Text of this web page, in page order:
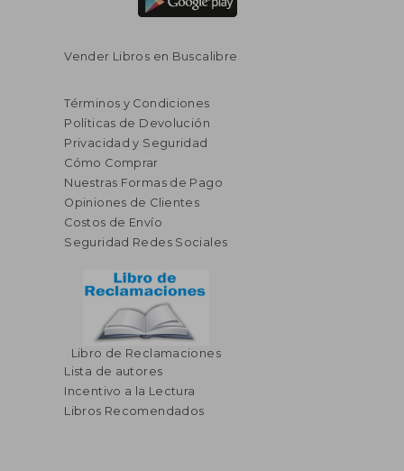
45%
dcto.
$ 50.26
$ 27.65
Vender Libros en Buscalibre
Términos y Condiciones
Políticas de Devolución
Privacidad y Seguridad
Cómo Comprar
Nuestras Formas de Pago
Opiniones de Clientes
Costos de Envío
Seguridad Redes Sociales
Libro de Reclamaciones
Lista de autores
Incentivo a la Lectura
Libros Recomendados